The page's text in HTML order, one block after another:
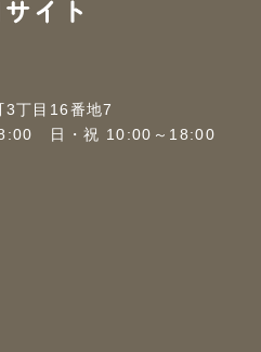
丁目16番地7
日・祝 10:00～18:00